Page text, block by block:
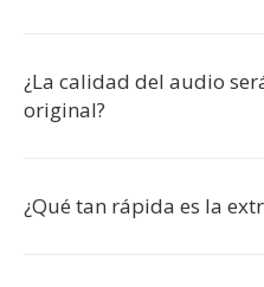
¿La calidad del audio
original?
¿Qué tan rápida es la